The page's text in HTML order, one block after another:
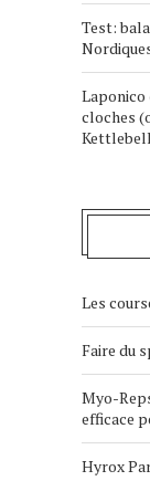
Test:
Laponico
cloches
Les
Faire du
Myo-
efficace
Hyrox